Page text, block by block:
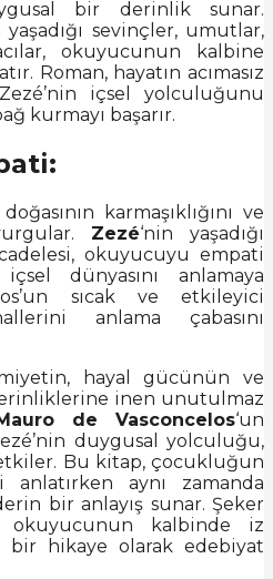
bir derinlik sunar.
yaşadığı sevinçler, umutlar,
okuyucunun kalbine
Roman, hayatın acımasız
içsel yolculuğunu
kurmayı başarır.
karmaşıklığını ve
Zezé‘nin yaşadığı
okuyucuyu empati
dünyasını anlamaya
sıcak ve etkileyici
anlama çabasını
hayal gücünün ve
inen unutulmaz
de Vasconcelos‘un
duygusal yolculuğu,
Bu kitap, çocukluğun
anlatırken aynı zamanda
bir anlayış sunar. Şeker
okuyucunun kalbinde iz
bir hikaye olarak edebiyat